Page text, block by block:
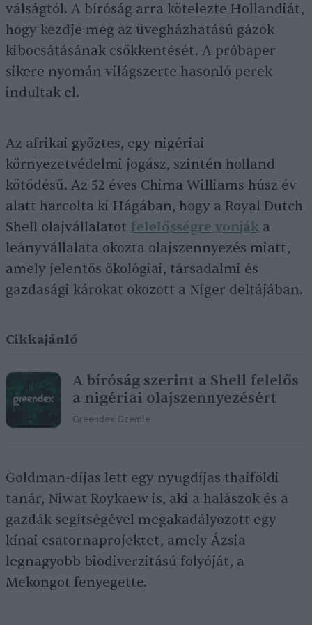
válságtól. A bíróság arra kötelezte Hollandiát,
hogy kezdje meg az üvegházhatású gázok
kibocsátásának csökkentését. A próbaper
sikere nyomán világszerte hasonló perek
indultak el.
Az afrikai győztes, egy nigériai
környezetvédelmi jogász, szintén holland
kötődésű. Az 52 éves Chima Williams húsz év
alatt harcolta ki Hágában, hogy a Royal Dutch
Shell olajvállalatot felelősségre vonják a
leányvállalata okozta olajszennyezés miatt,
amely jelentős ökológiai, társadalmi és
gazdasági károkat okozott a Niger deltájában.
Cikkajánló
A bíróság szerint a Shell felelős
a nigériai olajszennyezésért
Greendex Szemle
Goldman-díjas lett egy nyugdíjas thaiföldi
tanár, Niwat Roykaew is, aki a halászok és a
gazdák segítségével megakadályozott egy
kínai csatornaprojektet, amely Ázsia
legnagyobb biodiverzitású folyóját, a
Mekongot fenyegette.